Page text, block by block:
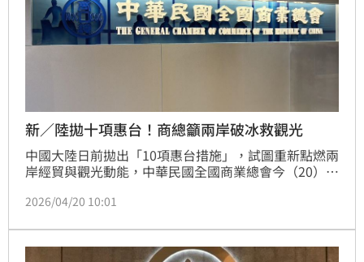
新／陸拋十項惠台！商總籲兩岸破冰救觀光
中國大陸日前拋出「10項惠台措施」，試圖重新點燃兩
岸經貿與觀光動能，中華民國全國商業總會今（20）日
政策只是紙上談兵，台灣產業根本吃不到紅利。商總更
品銷陸，全都攸關觀光與基層產業的「生存線」。
2026/04/20 10:01